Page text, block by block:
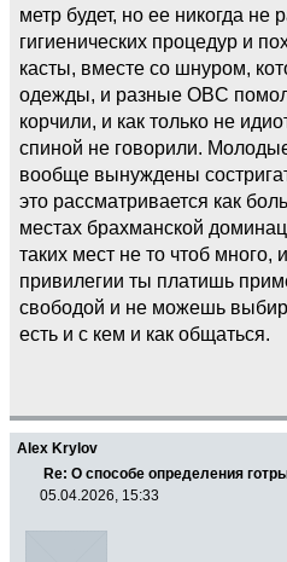
метр будет, но ее никогда не
гигиенических процедур и
касты, вместе со шнуром,
одежды, и разные OBC
корчили, и как только не
спиной не говорили.
вообще вынуждены
это рассматривается как
местах брахманской
таких мест не то чтоб много,
привилегии ты платишь
свободой и не можешь
есть и с кем и как общаться.
Alex Krylov
Re: О способе определения
05.04.2026, 15:33